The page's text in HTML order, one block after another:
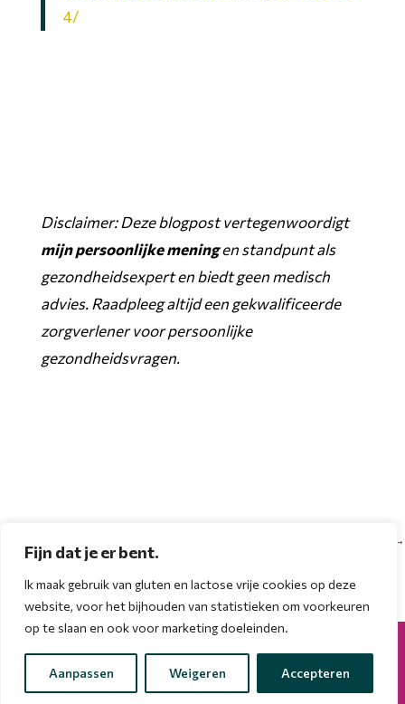
Fijn dat je er bent.
Ik maak gebruik van gluten en lactose vrije cookies op deze
website, voor het bijhouden van statistieken om voorkeuren
op te slaan en ook voor marketing doeleinden.
Aanpassen Weigeren Accepteren
4/
Disclaimer: Deze blogpost vertegenwoordigt
mijn persoonlijke meningen standpunt als
gezondheidsexpert en biedt geen medisch
advies. Raadpleeg altijd een gekwalificeerde
zorgverlener voor persoonlijke
gezondheidsvragen.
→
Copyright 2025 | made with love by
Algemene voorwaarden
Privacyverklaring |
Cookiebeleid